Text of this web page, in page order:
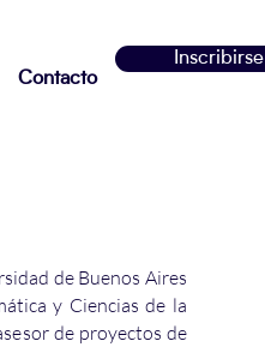
Contacto
Inscribirse
de Buenos Aires
y Ciencias de la
de proyectos de